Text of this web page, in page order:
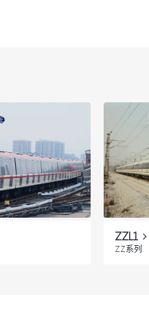
ZZL1
ZZ系列